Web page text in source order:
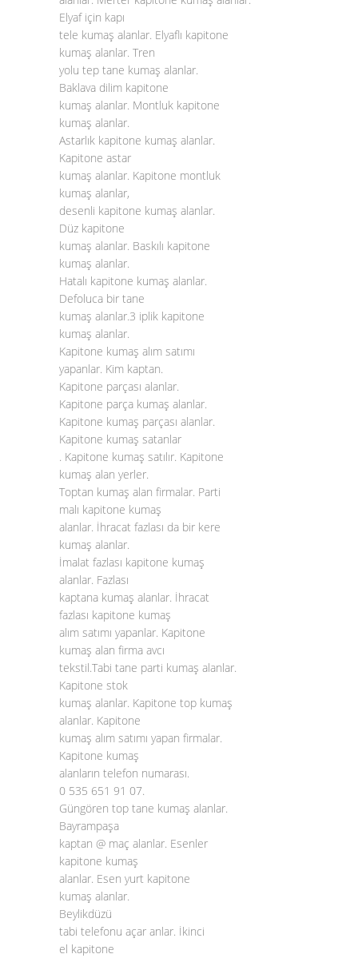
Elyaf için kapı
tele kumaş alanlar. Elyaflı kapitone
kumaş alanlar. Tren
yolu tep tane kumaş alanlar.
Baklava dilim kapitone
kumaş alanlar. Montluk kapitone
kumaş alanlar.
Astarlık kapitone kumaş alanlar.
Kapitone astar
kumaş alanlar. Kapitone montluk
kumaş alanlar,
desenli kapitone kumaş alanlar.
Düz kapitone
kumaş alanlar. Baskılı kapitone
kumaş alanlar.
Hatalı kapitone kumaş alanlar.
Defoluca bir tane
kumaş alanlar.3 iplik kapitone
kumaş alanlar.
Kapitone kumaş alım satımı
yapanlar. Kim kaptan.
Kapitone parçası alanlar.
Kapitone parça kumaş alanlar.
Kapitone kumaş parçası alanlar.
Kapitone kumaş satanlar
. Kapitone kumaş satılır. Kapitone
kumaş alan yerler.
Toptan kumaş alan firmalar. Parti
malı kapitone kumaş
alanlar. İhracat fazlası da bir kere
kumaş alanlar.
İmalat fazlası kapitone kumaş
alanlar. Fazlası
kaptana kumaş alanlar. İhracat
fazlası kapitone kumaş
alım satımı yapanlar. Kapitone
kumaş alan firma avcı
tekstil.Tabi tane parti kumaş alanlar.
Kapitone stok
kumaş alanlar. Kapitone top kumaş
alanlar. Kapitone
kumaş alım satımı yapan firmalar.
Kapitone kumaş
alanların telefon numarası.
0 535 651 91 07.
Güngören top tane kumaş alanlar.
Bayrampaşa
kaptan @ maç alanlar. Esenler
kapitone kumaş
alanlar. Esen yurt kapitone
kumaş alanlar.
Beylikdüzü
tabi telefonu açar anlar. İkinci
el kapitone